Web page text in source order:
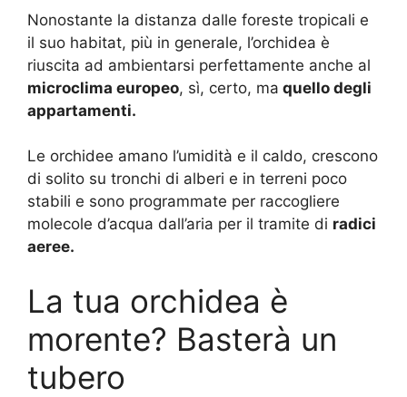
Nonostante la distanza dalle foreste tropicali e
il suo habitat, più in generale, l’orchidea è
riuscita ad ambientarsi perfettamente anche al
microclima europeo, sì, certo, ma quello degli
appartamenti.
Le orchidee amano l’umidità e il caldo, crescono
di solito su tronchi di alberi e in terreni poco
stabili e sono programmate per raccogliere
molecole d’acqua dall’aria per il tramite di radici
aeree.
La tua orchidea è
morente? Basterà un
tubero